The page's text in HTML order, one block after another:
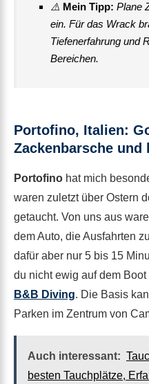
⚠️ Mein Tipp: Plane
ein. Für das Wrack
Tiefenerfahrung und
Bereichen.
Portofino, Italien:
Zackenbarsche und
Portofino hat mich
waren zuletzt über Ostern
getaucht. Von uns aus
dem Auto, die Ausfahrten
dafür aber nur 5 bis 15
du nicht ewig auf dem
B&B Diving. Die Basis
Parken im Zentrum von
Auch interessant:
besten Tauchplätze,